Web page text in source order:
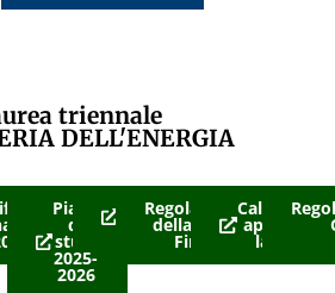
triennale
DELL'ENERGIA
25
Piano
di
studi
2025-
2026
Per
laurearsi
Regolamento
della Prova
Finale
Calendario
appelli di
laurea